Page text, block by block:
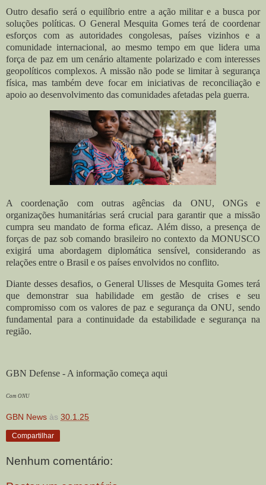
Outro desafio será o equilíbrio entre a ação militar e a busca por
soluções políticas. O General Mesquita Gomes terá de coordenar
esforços com as autoridades congolesas, países vizinhos e a
comunidade internacional, ao mesmo tempo em que lidera uma
força de paz em um cenário altamente polarizado e com interesses
geopolíticos complexos. A missão não pode se limitar à segurança
física, mas também deve focar em iniciativas de reconciliação e
apoio ao desenvolvimento das comunidades afetadas pela guerra.
A coordenação com outras agências da ONU, ONGs e
organizações humanitárias será crucial para garantir que a missão
cumpra seu mandato de forma eficaz. Além disso, a presença de
forças de paz sob comando brasileiro no contexto da MONUSCO
exigirá uma abordagem diplomática sensível, considerando as
relações entre o Brasil e os países envolvidos no conflito.
Diante desses desafios, o General Ulisses de Mesquita Gomes terá
que demonstrar sua habilidade em gestão de crises e seu
compromisso com os valores de paz e segurança da ONU, sendo
fundamental para a continuidade da estabilidade e segurança na
região.
GBN Defense - A informação começa aqui
Com ONU
GBN News às 30.1.25
Compartilhar
Nenhum comentário: